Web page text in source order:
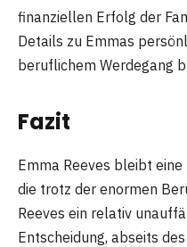
finanziellen Erfolg der
Details zu Emmas
beruflichem Werdegang
Fazit
Emma Reeves bleibt
die trotz der enormen
Reeves ein relativ
Entscheidung, abseits